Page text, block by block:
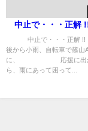
中止で・・・正解
中止で・・・
後から小雨、自転車で篠山
に、 応援に出か
ら、雨にあって困って...